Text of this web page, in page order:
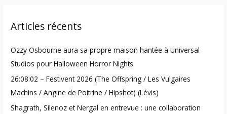
c
f
o
r
:
Articles récents
Ozzy Osbourne aura sa propre maison hantée à Universal
Studios pour Halloween Horror Nights
26:08:02 – Festivent 2026 (The Offspring / Les Vulgaires
Machins / Angine de Poitrine / Hipshot) (Lévis)
Shagrath, Silenoz et Nergal en entrevue : une collaboration